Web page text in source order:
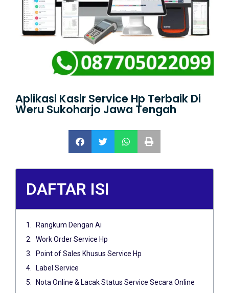
Aplikasi Kasir Service Hp Terbaik Di
Weru Sukoharjo Jawa Tengah
DAFTAR ISI
Rangkum Dengan Ai
Work Order Service Hp
Point of Sales Khusus Service Hp
Label Service
Nota Online & Lacak Status Service Secara Online